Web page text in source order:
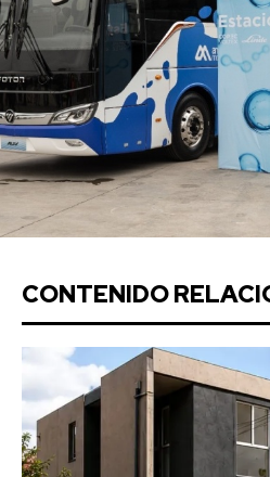
CONTENIDO